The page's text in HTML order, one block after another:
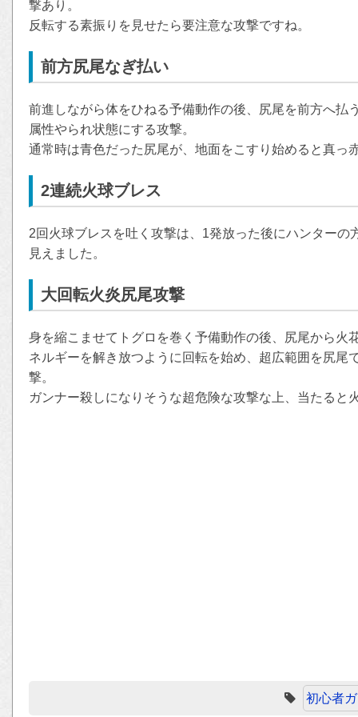
撃あり。
反転する素振りを見せたら要注意な攻撃ですね。
前方尻尾なぎ払い
前進しながら体をひねる予備動作の後、尻尾を前方へ払
属性やられ状態にする攻撃。
通常時は青色だった尻尾が、地面をこすり始めると真っ
2連続火球ブレス
2回火球ブレスを吐く攻撃は、1発放った後にハンター
見えました。
大回転火炎尻尾攻撃
身を縮こませてトグロを巻く予備動作の後、尻尾から火
ネルギーを解き放つように回転を始め、超広範囲を尻尾
撃。
ガンナー殺しになりそうな超危険な攻撃な上、当たると
初心者